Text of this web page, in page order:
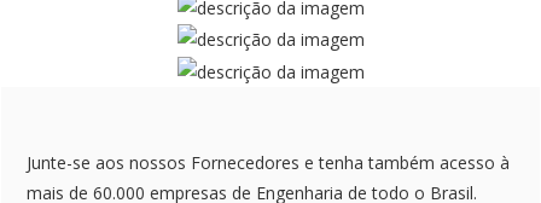
Junte-se aos nossos Fornecedores e tenha também acesso à
mais de 60.000 empresas de Engenharia de todo o Brasil.